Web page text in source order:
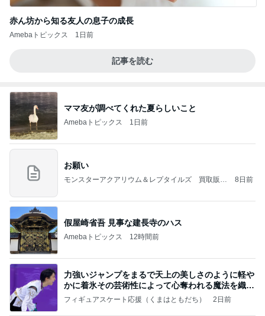
赤ん坊から知る友人の息子の成長
Amebaトピックス 1日前
記事を読む
ママ友が調べてくれた夏らしいこと
Amebaトピックス 1日前
お願い
モンスターアクアリウム＆レプタイルズ 買取販売
8日前
假屋崎省吾 見事な建長寺のハス
Amebaトピックス 12時間前
力強いジャンプをまるで天上の美しさのように軽や
かに着氷その芸術性によって心奪われる魔法を織り
なす
フィギュアスケート応援（くまはともだち） 2日前